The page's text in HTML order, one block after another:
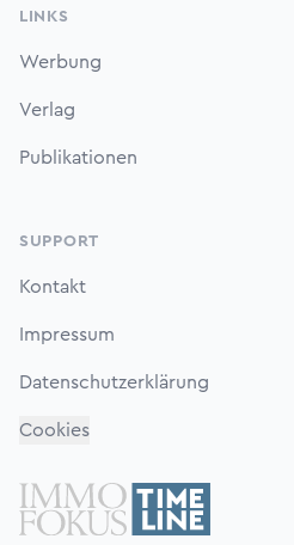
LINKS
Werbung
Verlag
Publikationen
SUPPORT
Kontakt
Impressum
Datenschutzerklärung
Cookies